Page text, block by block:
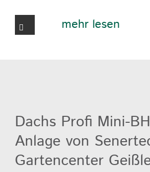
mehr lesen
Dachs Profi Mini-
Anlage von
Gartencenter